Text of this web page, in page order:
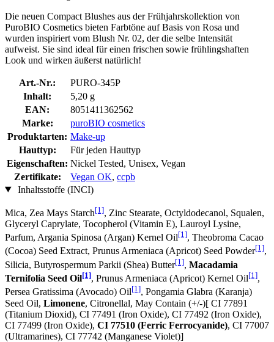
Die neuen Compact Blushes aus der Frühjahrskollektion von
PuroBIO Cosmetics bieten Farbtöne auf Basis von Rosa und
wurden inspiriert vom Blush Nr. 02, der die selbe Intensität
aufweist. Sie sind ideal für einen frischen sowie frühlingshaften
Look und wirken äußerst natürlich!
Art.-Nr.:
PURO-345P
Inhalt:
5,20 g
EAN:
8051411362562
Marke:
puroBIO cosmetics
Produktarten: Make-up
Hauttyp:
Für jeden Hauttyp
Eigenschaften: Nickel Tested, Unisex, Vegan
Zertifikate:
Vegan OK, ccpb
Inhaltsstoffe (INCI)
Mica, Zea Mays Starch[1], Zinc Stearate, Octyldodecanol, Squalen,
Glyceryl Caprylate, Tocopherol (Vitamin E), Lauroyl Lysine,
Parfum, Argania Spinosa (Argan) Kernel Oil[1], Theobroma Cacao
(Cocoa) Seed Extract, Prunus Armeniaca (Apricot) Seed Powder[1],
Silicia, Butyrospermum Parkii (Shea) Butter[1], Macadamia
Ternifolia Seed Oil[1], Prunus Armeniaca (Apricot) Kernel Oil[1],
Persea Gratissima (Avocado) Oil[1], Pongamia Glabra (Karanja)
Seed Oil, Limonene, Citronellal, May Contain (+/-)[ CI 77891
(Titanium Dioxid), CI 77491 (Iron Oxide), CI 77492 (Iron Oxide),
CI 77499 (Iron Oxide), CI 77510 (Ferric Ferrocyanide), CI 77007
(Ultramarines) , CI 77742 (Manganese Violet)]